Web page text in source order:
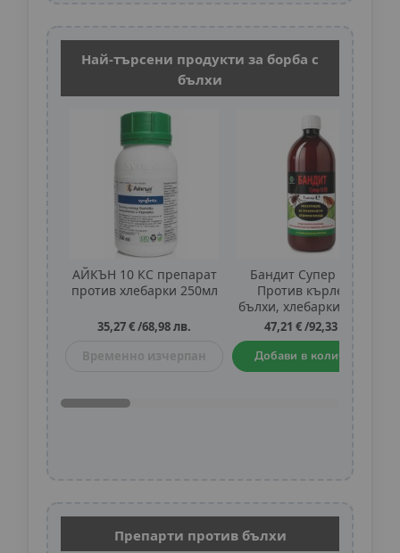
Най-търсени продукти за борба с
бълхи
АЙКЪН 10 КС препарат
против хлебарки 250мл
35,27 €/68,98 лв.
Временно изчерпан
Бандит Супер 10 ЕВ
Против кърлежи,
бълхи, хлебарки и мухи
1литър
47,21 €/92,33 лв.
Добави в количката
Препарти против бълхи